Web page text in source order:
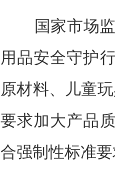
国家市场监
用品安全守护
原材料、儿童
要求加大产品
合强制性标准